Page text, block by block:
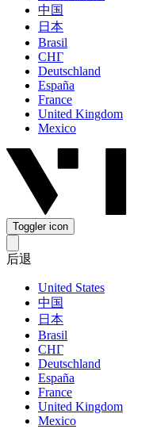
中国
日本
Brasil
СНГ
Deutschland
España
France
United Kingdom
Mexico
Toggler icon
后退
United States
中国
日本
Brasil
СНГ
Deutschland
España
France
United Kingdom
Mexico